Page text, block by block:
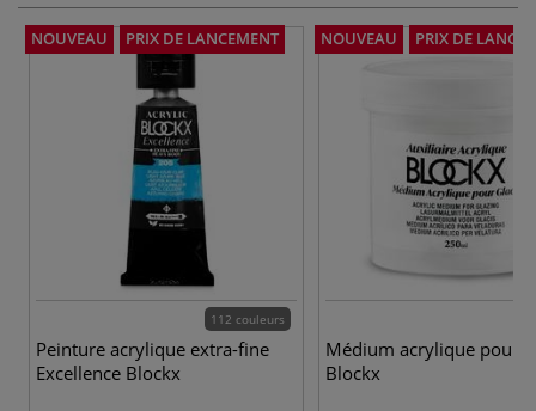
NOUVEAU PRIX DE LANCEMENT
112 couleurs
Peinture acrylique extra-fine
Excellence Blockx
NOUVEAU PRIX DE
Médium acrylique pour
Blockx